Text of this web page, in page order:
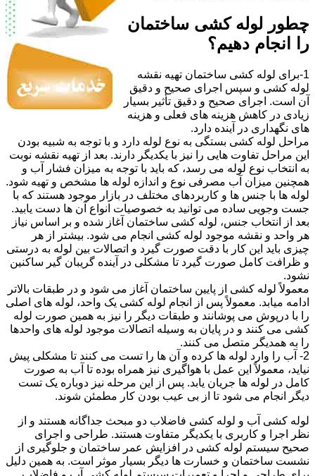
چطور لوله کشی ساختمان
را انجام دهیم؟
1-برای لوله کشی ساختمان تهیه نقشه
لوله کشی و سپس اجرای صحیح و دقیق
آن است. اجرای صحیح و دقیق تأثیر بسیار
زیادی در کاهش هزینه های فعلی و هزینه
های نگهداری در آینده دارد.
مراحل لوله کشی بستگی به نوع لوله دارد و با توجه به شبیه بودن
این مراحل تفاوت هایی را نیز با یکدیگر دارند. بعد از تهیه نقشه نوبت
به انتخاب نوع لوله می رسد، که باید با توجه به میزان فشار آب و
همچنین میزان آب مصرفی نوع و اندازه لوله ها مشخص و تهیه شود.
لوله ها با جنس ها و کاربردهای مختلف در بازار موجود هستند که با
جست وجویی ساده می توانید به خصوصیات انواع آن ها دست یابید.
بعد از انتخاب جنس، لوله کشی ساختمان آغاز شده و بر اساس نیاز
هر واحد و نقشه موجود لوله کشی انجام می شود. بیشتر از هر
چیزی باید این کار با دقت صورت گیرد و اتصالات بین لوله به درستی
و ظرافت کامل صورت گیرد تا مشکلی در آینده گریبان گیر ساکنین
نشود.
معمولاً لوله کشی از پایین ساختمان آغاز می شود و در طبقات بالاتر
ادامه میابد. معمولاً پس از انجام لوله کشی یک واحد، لوله های اصلی
را با درپوش می پوشانند و طبقات دیگر را نیز به همین صورت لوله
کشی می کنند و در پایان به وسیله اتصالات موجود لوله های واحدها
را به همدیگر متصل می کنند.
2- آب را وارد لوله ها کرده و آن ها را تست می کنند تا مشکلی پیش
نیاید، معمولاً این عمل با هواگیری نیز همراه بوده تا آب به صورت
کامل در لوله ها جریان یابد. پس از این مرحله نیز دوباره یک تست
دیگر انجام می شود تا از بی عیب بودن کار مطمئن شوند.
لوله کشی آب و لوله کشی فاضلاب دو مبحث جداگانه هستند و از
نظر اجرا و کاربری با یکدیگر متفاوت هستند. طراحی و اجرای
صحیح سیستم لوله کشی در افزایش عمر ساختمان و جلوگیری از
نشست ساختمان و خسارت ها دیگر بسیار موثر است. به همین دلیل